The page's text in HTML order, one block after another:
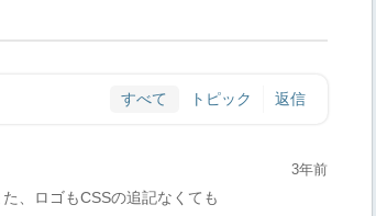
すべて トピック 返信
、ロゴもCSSの追記なくても
3年前